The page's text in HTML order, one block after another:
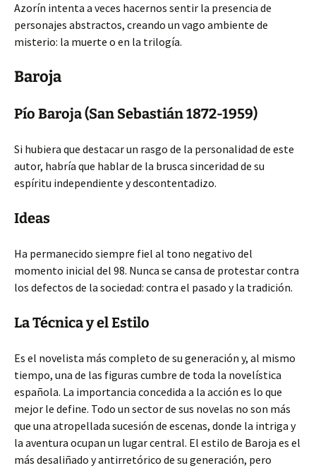
Azorín intenta a veces hacernos sentir la presencia de
personajes abstractos, creando un vago ambiente de
misterio: la muerte o en la trilogía.
Baroja
Pío Baroja (San Sebastián 1872-1959)
Si hubiera que destacar un rasgo de la personalidad de este
autor, habría que hablar de la brusca sinceridad de su
espíritu independiente y descontentadizo.
Ideas
Ha permanecido siempre fiel al tono negativo del
momento inicial del 98. Nunca se cansa de protestar contra
los defectos de la sociedad: contra el pasado y la tradición.
La Técnica y el Estilo
Es el novelista más completo de su generación y, al mismo
tiempo, una de las figuras cumbre de toda la novelística
española. La importancia concedida a la acción es lo que
mejor le define. Todo un sector de sus novelas no son más
que una atropellada sucesión de escenas, donde la intriga y
la aventura ocupan un lugar central. El estilo de Baroja es el
más desaliñado y antirretórico de su generación, pero